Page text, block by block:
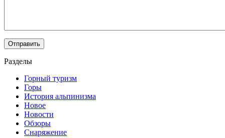
Разделы
Горный туризм
Горы
История альпинизма
Новое
Новости
Обзоры
Снаряжение